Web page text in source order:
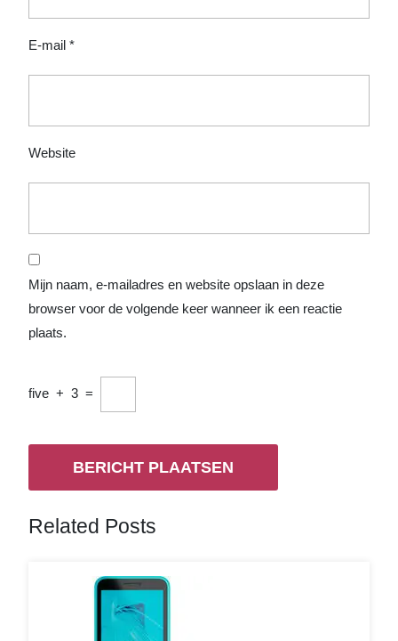
E-mail *
Website
Mijn naam, e-mailadres en website opslaan in deze
browser voor de volgende keer wanneer ik een reactie
plaats.
five + 3 =
Related Posts